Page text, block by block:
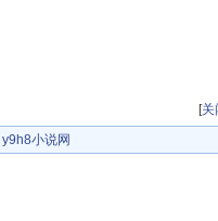
[关
y9h8小说网